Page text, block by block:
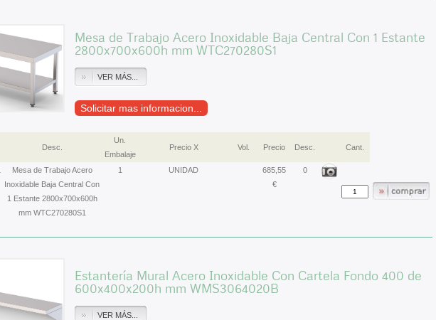
Mesa de Trabajo Acero Inoxidable Baja Central Con 1 Estante
2800x700x600h mm WTC270280S1
VER MÁS...
Solicitar mas informacion...
Desc.
Un.
Embalaje
Precio X Vol. Precio Desc. Cant.
Mesa de Trabajo Acero
Inoxidable Baja Central Con
1 Estante 2800x700x600h
mm WTC270280S1
1 UNIDAD
685,55
€
0
Estantería Mural Acero Inoxidable Con Cartela Fondo 400 de
600x400x200h mm WMS3064020B
VER MÁS...